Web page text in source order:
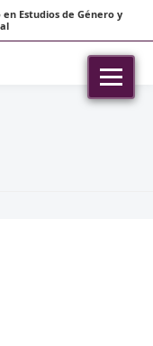
Estudios de Género y